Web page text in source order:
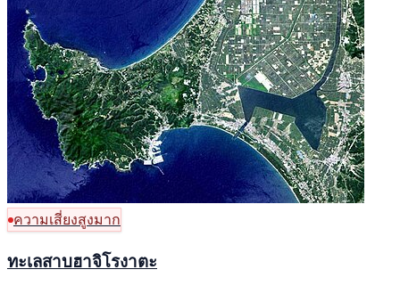
ความเสี่ยงสูงมาก
ทะเลสาบฮาจิโรงาตะ